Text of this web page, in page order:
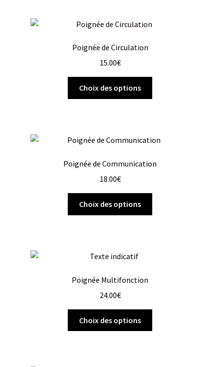
Poignée de Circulation
15.00€
Choix des options
Poignée de Communication
18.00€
Choix des options
Poignée Multifonction
24.00€
Choix des options